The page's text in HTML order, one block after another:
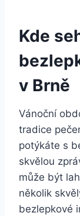
Kde
v Brně
Vánoční
tradice
potýkáte s
skvělou
může být
několik
bezlepkové